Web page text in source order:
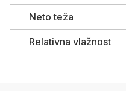
Neto teža
Relativna vlažnost